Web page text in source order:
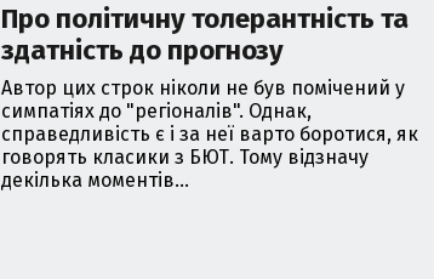
Про політичну толерантність та
здатність до прогнозу
Автор цих строк ніколи не був помічений у
симпатіях до "регіоналів". Однак,
справедливість є і за неї варто боротися, як
говорять класики з БЮТ. Тому відзначу
декілька моментів...